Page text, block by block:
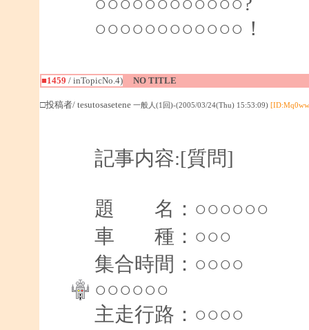
○○○○○○○○○○○○！
■1459 / inTopicNo.4) NO TITLE
□投稿者/ tesutosasetene 一般人(1回)-(2005/03/24(Thu) 15:53:09)
記事内容:[質問]
題 名：○○○○○○
車 種
集合時間：
○○○○○○
主走行路：